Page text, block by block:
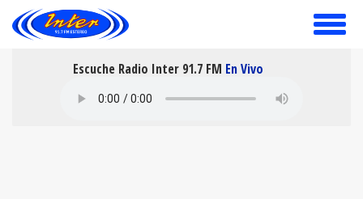
toggle
Escuche Radio Inter 91.7 FM En Vivo